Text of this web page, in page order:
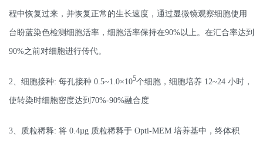
程中恢复过来，并恢复正常的生长速度，通过显微镜观察细胞使用
台盼蓝染色检测细胞活率，细胞活率保持在90%以上。在汇合率达到
90%之前对细胞进行传代。
2、细胞接种: 每孔接种 0.5~1.0×105个细胞，细胞培养 12~24 小时，
使转染时细胞密度达到70%-90%融合度
3、质粒稀释: 将 0.4µg 质粒稀释于 Opti-MEM 培养基中，终体积